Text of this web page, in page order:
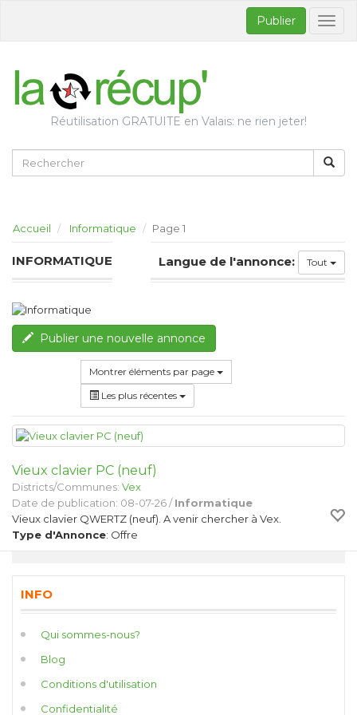
Publier
Réutilisation GRATUITE en Valais: ne rien jeter!
Accueil Informatique Page 1
INFORMATIQUE Langue de l'annonce: Tout
Publier une nouvelle annonce
Montrer éléments par page
Les plus récentes
Vieux clavier PC (neuf)
Districts/Communes: Vex
Date de publication: 08-07-26 /Informatique
Vieux clavier QWERTZ (neuf). A venir chercher à Vex.
Type d'Annonce: Offre
INFO
Qui sommes-nous?
Blog
Conditions d'utilisation
Confidentialité